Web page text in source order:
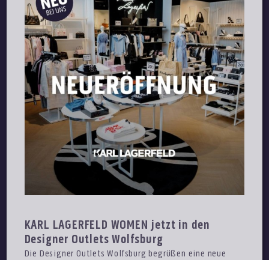
KARL LAGERFELD WOMEN jetzt in den
Designer Outlets Wolfsburg
Die Designer Outlets Wolfsburg begrüßen eine neue